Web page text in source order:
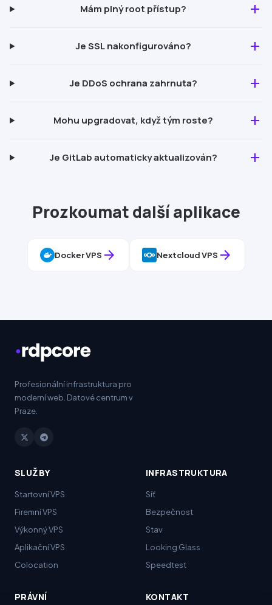
Mám plný root přístup? add
JeSSLnakonfigurováno? add
Je DDoS ochrana zahrnuta? add
Mohu upgradovat, když tým roste? add
Je GitLabautomaticky aktualizován? add
Prozkoumat další aplikace
DockerVPS arrow_forward NextcloudVPS arrow_forward
Profesionální infrastruktura pro
moderní web. Datové centrum v
Praze.
SLUŽBY
Startovní VPS
Firemní VPS
Výkonný VPS
Aplikační VPS
Colocation
INFRASTRUKTURA
Síť
Bezpečnost
Stav
Looking Glass
Speedtest
PRÁVNÍ KONTAKT